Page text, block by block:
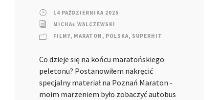
14 PAŹDZIERNIKA 2025
MICHAŁ WALCZEWSKI
FILMY, MARATON , POLSKA, SUPERHIT
Co dzieje się na końcu maratońskiego
peletonu? Postanowiłem nakręcić
specjalny materiał na Poznań Maraton -
moim marzeniem było zobaczyć autobus